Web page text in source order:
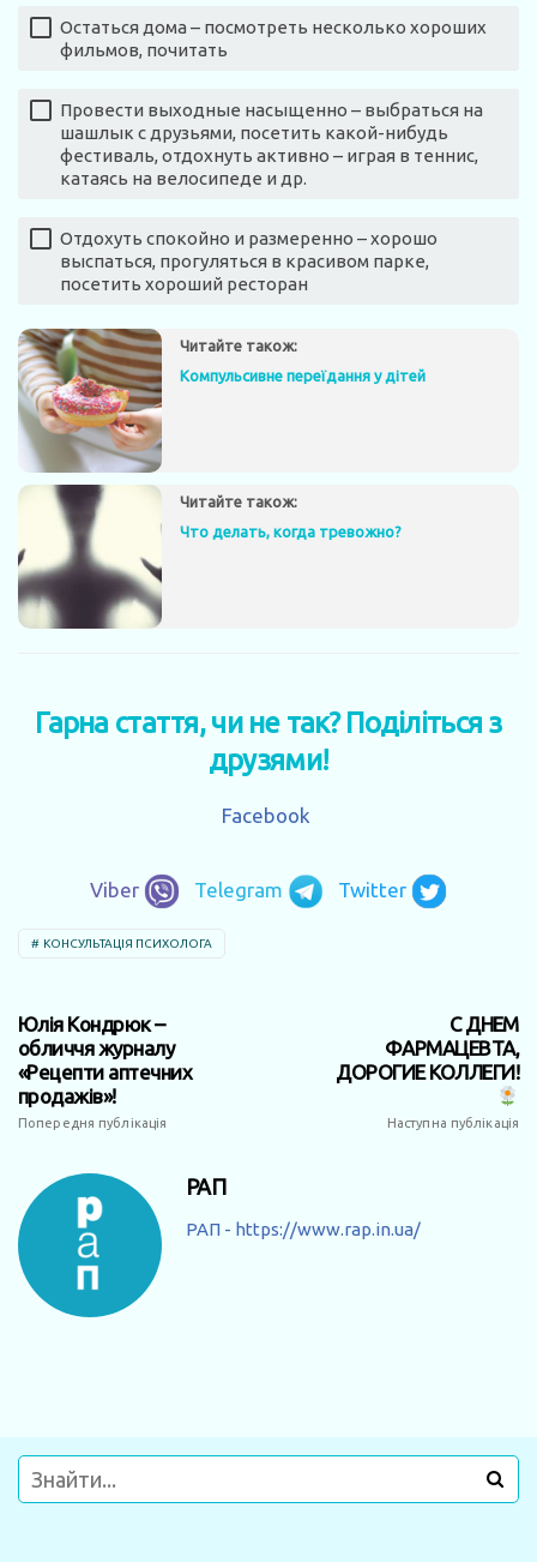
Остаться дома – посмотреть несколько хороших
фильмов, почитать
Провести выходные насыщенно – выбраться на
шашлык с друзьями, посетить какой-нибудь
фестиваль, отдохнуть активно – играя в теннис,
катаясь на велосипеде и др.
Отдохуть спокойно и размеренно – хорошо
выспаться, прогуляться в красивом парке,
посетить хороший ресторан
Читайте також:
Компульсивне переїдання у дітей
Читайте також:
Что делать, когда тревожно?
Гарна стаття, чи не так? Поділіться з
друзями!
Facebook
Viber Telegram Twitter
КОНСУЛЬТАЦІЯ ПСИХОЛОГА
Юлія Кондрюк –
обличчя журналу
«Рецепти аптечних
продажів»!
Попередня публікація
С ДНЕМ
ФАРМАЦЕВТА,
ДОРОГИЕ КОЛЛЕГИ!
Наступна публікація
РАП
РАП - https://www.rap.in.ua/